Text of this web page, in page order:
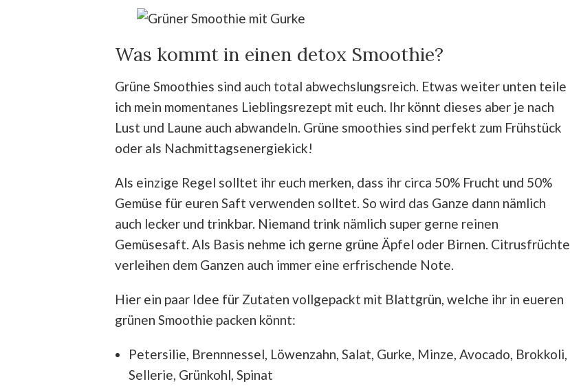
Was kommt in einen detox Smoothie?
Grüne Smoothies sind auch total abwechslungsreich. Etwas weiter unten teile
ich mein momentanes Lieblingsrezept mit euch. Ihr könnt dieses aber je nach
Lust und Laune auch abwandeln. Grüne smoothies sind perfekt zum Frühstück
oder als Nachmittagsenergiekick!
Als einzige Regel solltet ihr euch merken, dass ihr circa 50% Frucht und 50%
Gemüse für euren Saft verwenden solltet. So wird das Ganze dann nämlich
auch lecker und trinkbar. Niemand trink nämlich super gerne reinen
Gemüsesaft. Als Basis nehme ich gerne grüne Äpfel oder Birnen. Citrusfrüchte
verleihen dem Ganzen auch immer eine erfrischende Note.
Hier ein paar Idee für Zutaten vollgepackt mit Blattgrün, welche ihr in eueren
grünen Smoothie packen könnt:
Petersilie, Brennnessel, Löwenzahn, Salat, Gurke, Minze, Avocado, Brokkoli,
Sellerie, Grünkohl, Spinat